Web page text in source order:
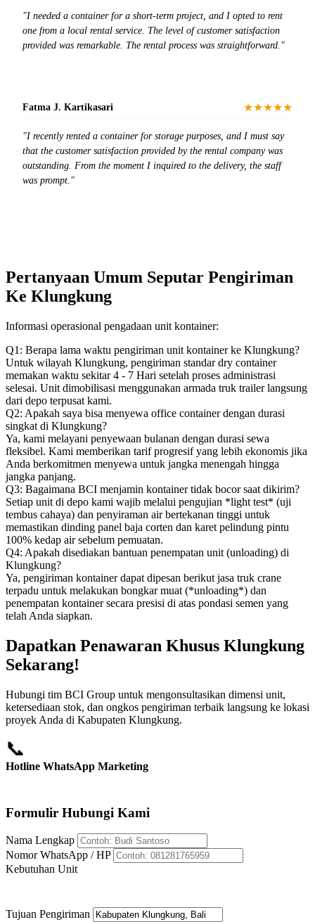
"I needed a container for a short-term project, and I opted to rent
one from a local rental service. The level of customer satisfaction
provided was remarkable. The rental process was straightforward."
Fatma J. Kartikasari ★★★★★
"I recently rented a container for storage purposes, and I must say
that the customer satisfaction provided by the rental company was
outstanding. From the moment I inquired to the delivery, the staff
was prompt."
Pertanyaan Umum Seputar Pengiriman
Ke Klungkung
Informasi operasional pengadaan unit kontainer:
Q1: Berapa lama waktu pengiriman unit kontainer ke Klungkung?
Untuk wilayah Klungkung, pengiriman standar dry container
memakan waktu sekitar 4 - 7 Hari setelah proses administrasi
selesai. Unit dimobilisasi menggunakan armada truk trailer langsung
dari depo terpusat kami.
Q2: Apakah saya bisa menyewa office container dengan durasi
singkat di Klungkung?
Ya, kami melayani penyewaan bulanan dengan durasi sewa
fleksibel. Kami memberikan tarif progresif yang lebih ekonomis jika
Anda berkomitmen menyewa untuk jangka menengah hingga
jangka panjang.
Q3: Bagaimana BCI menjamin kontainer tidak bocor saat dikirim?
Setiap unit di depo kami wajib melalui pengujian *light test* (uji
tembus cahaya) dan penyiraman air bertekanan tinggi untuk
memastikan dinding panel baja corten dan karet pelindung pintu
100% kedap air sebelum pemuatan.
Q4: Apakah disediakan bantuan penempatan unit (unloading) di
Klungkung?
Ya, pengiriman kontainer dapat dipesan berikut jasa truk crane
terpadu untuk melakukan bongkar muat (*unloading*) dan
penempatan kontainer secara presisi di atas pondasi semen yang
telah Anda siapkan.
Dapatkan Penawaran Khusus Klungkung
Sekarang!
Hubungi tim BCI Group untuk mengonsultasikan dimensi unit,
ketersediaan stok, dan ongkos pengiriman terbaik langsung ke lokasi
proyek Anda di Kabupaten Klungkung.
📞
Hotline WhatsApp Marketing
Formulir Hubungi Kami
Nama Lengkap
Nomor WhatsApp / HP
Kebutuhan Unit
Tujuan Pengiriman